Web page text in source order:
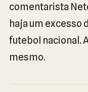
comentarista
haja um excesso
futebol nacional.
mesmo.